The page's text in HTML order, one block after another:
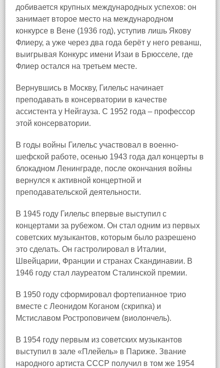
добивается крупных международных успехов: он
занимает второе место на международном
конкурсе в Вене (1936 год), уступив лишь Якову
Флиеру, а уже через два года берёт у него реванш,
выигрывая Конкурс имени Изаи в Брюсселе, где
Флиер остался на третьем месте.
Вернувшись в Москву, Гилельс начинает
преподавать в консерватории в качестве
ассистента у Нейгауза. С 1952 года – профессор
этой консерватории.
В годы войны Гилельс участвовал в военно-
шефской работе, осенью 1943 года дал концерты в
блокадном Ленинграде, после окончания войны
вернулся к активной концертной и
преподавательской деятельности.
В 1945 году Гилельс впервые выступил с
концертами за рубежом. Он стал одним из первых
советских музыкантов, которым было разрешено
это сделать. Он гастролировал в Италии,
Швейцарии, Франции и странах Скандинавии. В
1946 году стал лауреатом Сталинской премии.
В 1950 году сформировал фортепианное трио
вместе с Леонидом Коганом (скрипка) и
Мстиславом Ростроповичем (виолончель).
В 1954 году первым из советских музыкантов
выступил в зале «Плейель» в Париже. Звание
народного артиста СССР получил в том же 1954